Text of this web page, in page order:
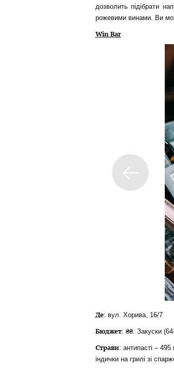
дозволить підібрати
рожевими винами. Ви
Win Bar
Де: вул. Хорива, 16/7
Бюджет: ₴₴. Закуски
Страви: антипасті – 495
індички на грилі зі